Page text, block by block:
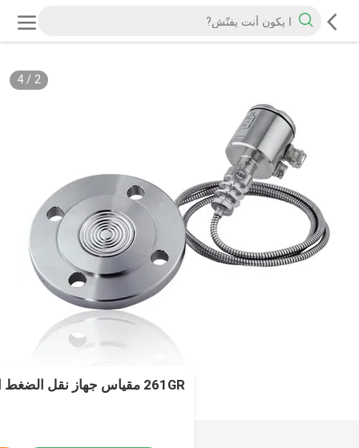
2
/
4
261GR مقياس جهاز نقل الضغط التفاضلي الهوائي